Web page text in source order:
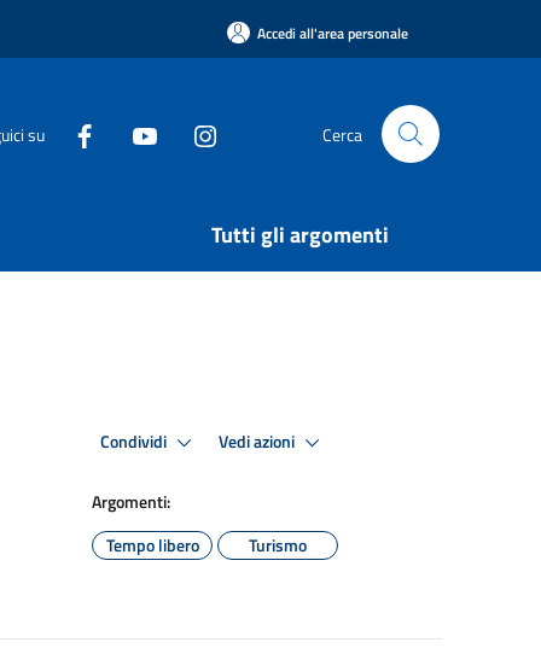
Accedi all'area personale
su Cerca
Tutti gli argomenti
Condividi Vedi azioni
Argomenti:
Tempo libero
Turismo